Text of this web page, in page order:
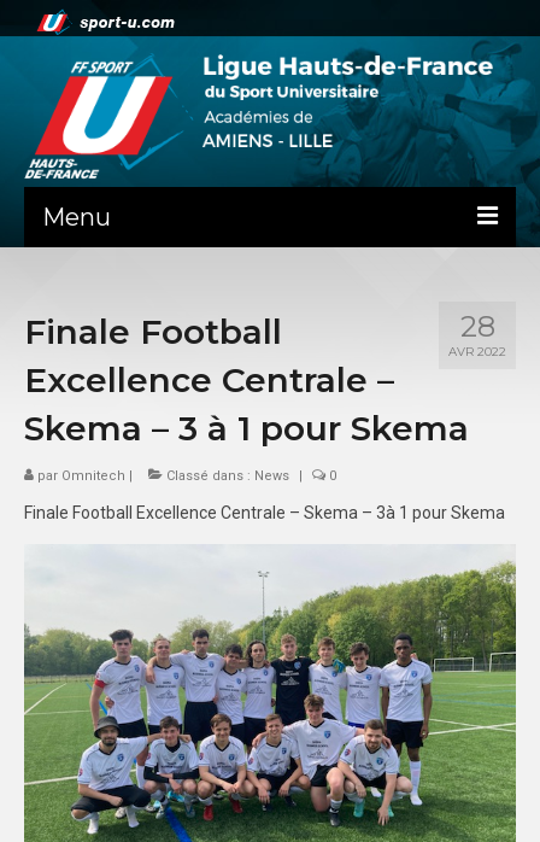
Menu
PRÉSENTATION
ADMINISTRATIF
SPORTS CO
FEUILLES DE MATCH
COMMUNICATION
CHAMPIONNATS DE FRANCE
PHOTOTHÈQUE
AMIENS
LILLE
28
AVR 2022
Finale Football
Excellence Centrale –
Skema – 3 à 1 pour Skema
par Omnitech | Classé dans : News | 0
Finale Football Excellence Centrale – Skema – 3à 1 pour Skema